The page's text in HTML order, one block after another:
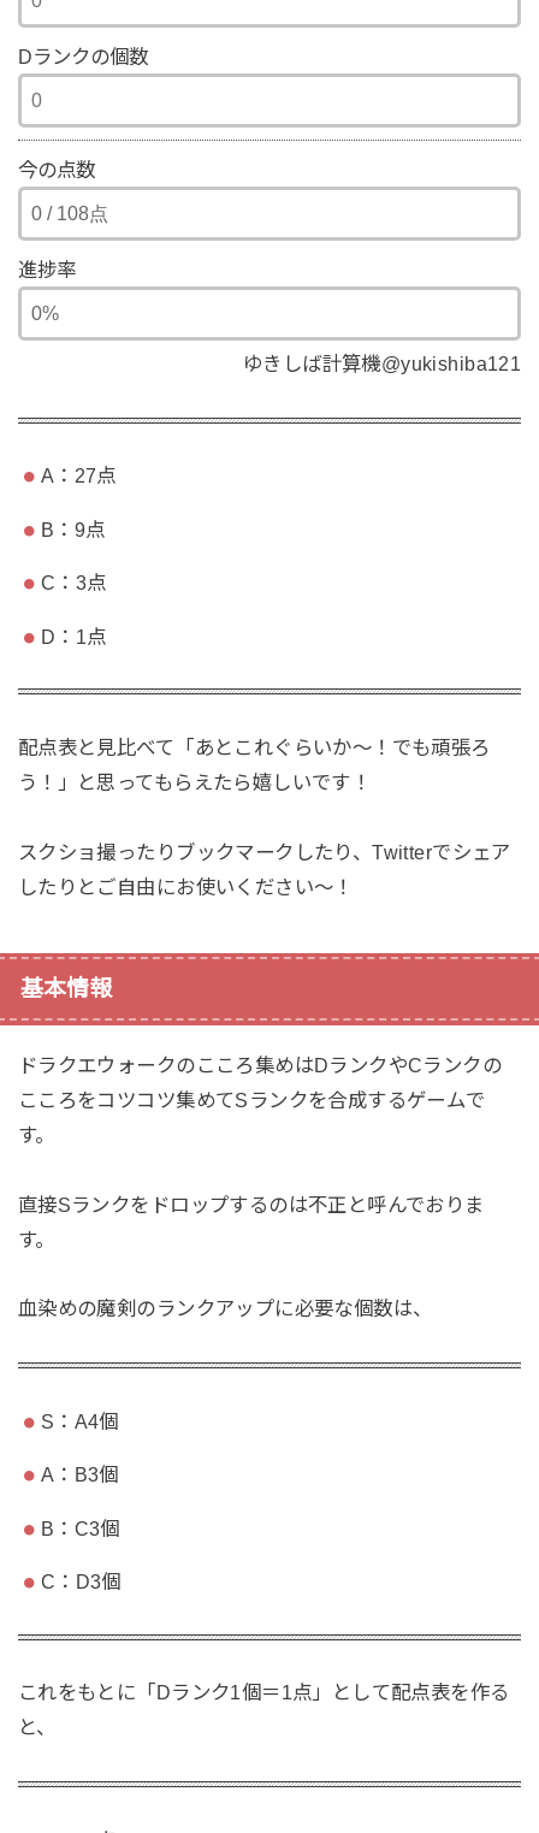
Dランクの個数
今の点数
進捗率
ゆきしば計算機@yukishiba121
A：27点
B：9点
C：3点
D：1点
配点表と見比べて「あとこれぐらいか〜！でも頑張ろ
う！」と思ってもらえたら嬉しいです！
スクショ撮ったりブックマークしたり、Twitterでシェア
したりとご自由にお使いください〜！
基本情報
ドラクエウォークのこころ集めはDランクやCランクの
こころをコツコツ集めてSランクを合成するゲームで
す。
直接Sランクをドロップするのは不正と呼んでおりま
す。
血染めの魔剣のランクアップに必要な個数は、
S：A4個
A：B3個
B：C3個
C：D3個
これをもとに「Dランク1個＝1点」として配点表を作る
と、